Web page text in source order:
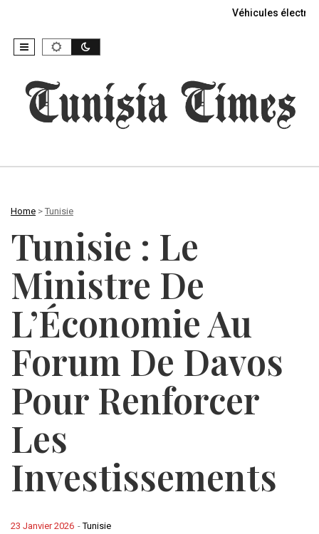
Véhicules
Home > Tunisie
Tunisie : Le
Ministre De
L’Économie Au
Forum De Davos
Pour Renforcer
Les
Investissements
-Tunisie
23 Janvier 2026